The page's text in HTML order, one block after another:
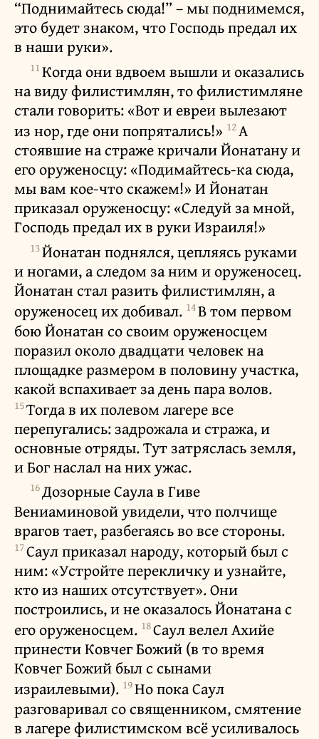
“Поднимайтесь сюда!” – мы поднимемся,
это будет знаком, что Господь предал их
в наши руки».
11Когда они вдвоем вышли и оказались
на виду филистимлян, то филистимляне
стали говорить: «Вот и евреи вылезают
из нор, где они попрятались!» 12А
стоявшие на страже кричали Йонатану и
его оруженосцу: «Подимайтесь-ка сюда,
мы вам кое-что скажем!» И Йонатан
приказал оруженосцу: «Следуй за мной,
Господь предал их в руки Израиля!»
13Йонатан поднялся, цепляясь руками
и ногами, а следом за ним и оруженосец.
Йонатан стал разить филистимлян, а
оруженосец их добивал. 14В том первом
бою Йонатан со своим оруженосцем
поразил около двадцати человек на
площадке размером в половину участка,
какой вспахивает за день пара волов.
15Тогда в их полевом лагере все
перепугались: задрожала и стража, и
основные отряды. Тут затряслась земля,
и Бог наслал на них ужас.
16Дозорные Саула в Гиве
Вениаминовой увидели, что полчище
врагов тает, разбегаясь во все стороны.
17Саул приказал народу, который был с
ним: «Устройте перекличку и узнайте,
кто из наших отсутствует». Они
построились, и не оказалось Йонатана с
его оруженосцем. 18Саул велел Ахийе
принести Ковчег Божий (в то время
Ковчег Божий был с сынами
израилевыми). 19Но пока Саул
разговаривал со священником, смятение
в лагере филистимском всё усиливалось